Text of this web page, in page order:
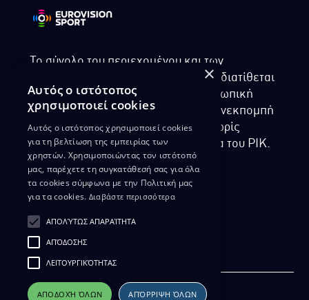
Το σύνολο του περιεχομένου και των
υπηρεσιών της ιστοσελίδας του ΡΙΚ διατίθεται
στους επισκέπτες αυστηρά για προσωπική
χρήση. Απαγορεύεται η χρήση ή επανεκπομπή
του, σε οποιοδήποτε μορφή, με ή χωρίς
επεξεργασία και χωρίς γραπτή άδεια του ΡΙΚ.
ΔΙΚΑΙΩΜΑ ΠΡΟΣΤΑΣΙΑΣ ΔΕΔΟΜΕΝΩΝ
ΔΙΑΘΕΣΗ ΑΡΧΕΙΑΚΟΥ ΥΛΙΚΟΥ
ΠΟΛΙΤΙΚΗ ΑΠΟΡΡΗΤΟΥ EUROVISION
×
Αυτός ο ιστότοπος
χρησιμοποιεί cookies
Αυτός ο ιστότοπος χρησιμοποιεί cookies
για τη βελτίωση της εμπειρίας των
χρηστών. Χρησιμοποιώντας τον ιστότοπό
μας, παρέχετε τη συγκατάθεσή σας για όλα
τα cookies σύμφωνα με την Πολιτική μας
για τα cookies. Διαβάστε περισσότερα
ΑΠΟΛΎΤΩΣ ΑΠΑΡΑΊΤΗΤΑ
ΑΠΌΔΟΣΗΣ
ΛΕΙΤΟΥΡΓΙΚΌΤΗΤΑΣ
ΑΠΟΔΟΧΉ ΌΛΩΝ ΑΠΌΡΡΙΨΗ ΌΛΩΝ